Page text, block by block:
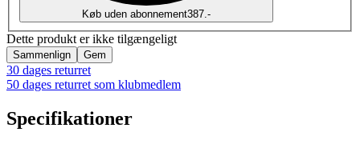
Køb uden abonnement387.-
Dette produkt er ikke tilgængeligt
Sammenlign Gem
30 dages returret
50 dages returret som klubmedlem
Specifikationer